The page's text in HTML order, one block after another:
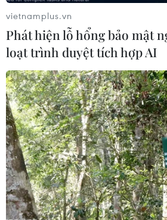
10/06/2020 11:12
Theo Bộ Nông nghiệp và Phát triển
năm đến ngày 30/5, có 129 doanh
nhập khẩu thịt lợn và sản phẩm thịt
Việt Nam.
vietnamplus.vn
Phát hiện lỗ hổng bảo mật
loạt trình duyệt tích hợp AI